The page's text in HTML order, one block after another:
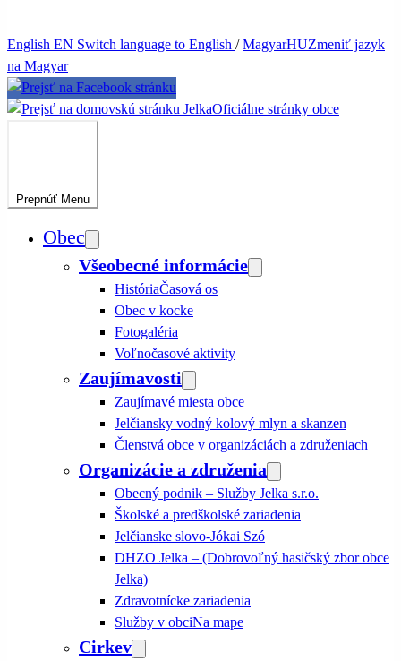
English EN Switch language to English /MagyarHUZmeniť jazyk
na Magyar
JelkaOficiálne stránky obce
Prepnúť Menu
Obec
Všeobecné informácie
HistóriaČasová os
Obec v kocke
Fotogaléria
Voľnočasové aktivity
Zaujímavosti
Zaujímavé miesta obce
Jelčiansky vodný kolový mlyn a skanzen
Členstvá obce v organizáciách a združeniach
Organizácie a združenia
Obecný podnik – Služby Jelka s.r.o.
Školské a predškolské zariadenia
Jelčianske slovo-Jókai Szó
DHZO Jelka – (Dobrovoľný hasičský zbor obce
Jelka)
Zdravotnícke zariadenia
Služby v obciNa mape
Cirkev